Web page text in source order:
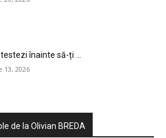
înainte să-ți ...
13, 2026
de la Olivian BREDA